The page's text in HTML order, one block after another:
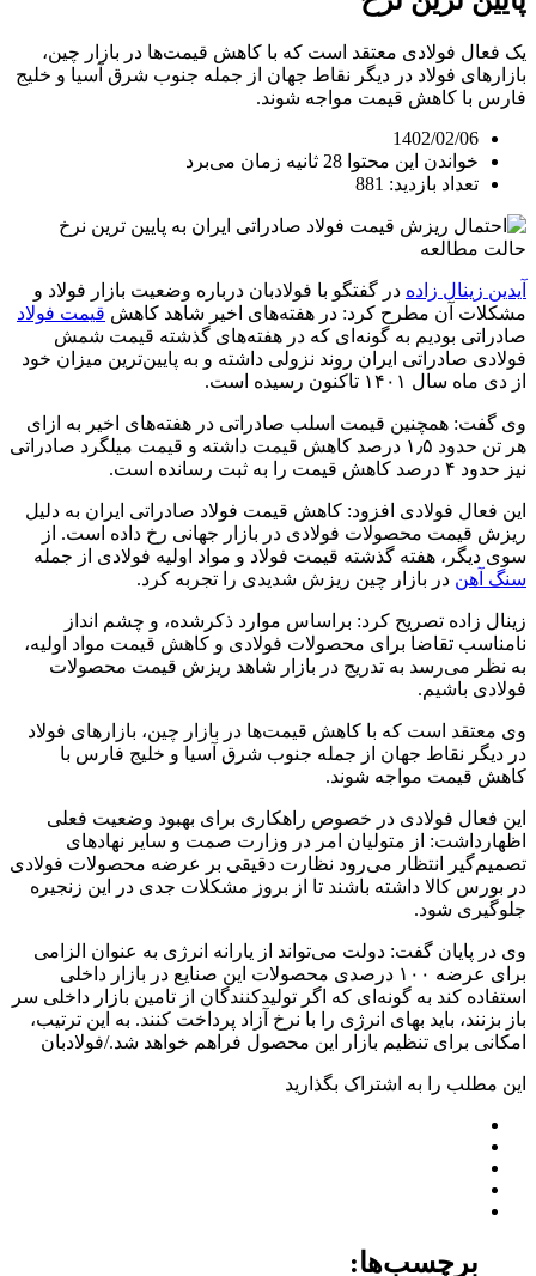
یک فعال فولادی معتقد است که با کاهش قیمت‌‌ها در بازار چین،
بازارهای فولاد در دیگر نقاط جهان از جمله جنوب شرق آسیا و خلیج
فارس با کاهش قیمت مواجه شوند.
1402/02/06
خواندن این محتوا 28 ثانیه زمان می‌برد
تعداد بازدید: 881
حالت مطالعه
آیدین زینال زاده در گفتگو با فولادبان درباره وضعیت بازار فولاد و
مشکلات آن مطرح کرد: در هفته‌های اخیر شاهد کاهش قیمت فولاد
صادراتی بودیم به گونه‌ای که در هفته‌های گذشته قیمت شمش
فولادی صادراتی ایران روند نزولی داشته و به پایین‌ترین میزان خود
از دی ماه سال ۱۴۰۱ تاکنون رسیده است.
وی گفت: همچنین قیمت اسلب صادراتی در هفته‌های اخیر به ازای
هر تن حدود ۱٫۵ درصد کاهش قیمت داشته و قیمت میلگرد صادراتی
نیز حدود ۴ درصد کاهش قیمت را به ثبت رسانده است.
این فعال فولادی افزود: کاهش قیمت فولاد صادراتی ایران به دلیل
ریزش قیمت محصولات فولادی در بازار جهانی رخ داده است. از
سوی دیگر، هفته گذشته قیمت فولاد و مواد اولیه فولادی از جمله
سنگ آهن در بازار چین ریزش شدیدی را تجربه کرد.
زینال زاده تصریح کرد: براساس موارد ذکرشده، و چشم انداز
نامناسب تقاضا برای محصولات فولادی و کاهش قیمت مواد اولیه،
به نظر می‌رسد به تدریج در بازار شاهد ریزش قیمت محصولات
فولادی باشیم.
وی معتقد است که با کاهش قیمت‌‌ها در بازار چین، بازارهای فولاد
در دیگر نقاط جهان از جمله جنوب شرق آسیا و خلیج فارس با
کاهش قیمت مواجه شوند.
این فعال فولادی در خصوص راهکاری برای بهبود وضعیت فعلی
اظهارداشت: از متولیان امر در وزارت صمت و سایر نهادهای
تصمیم‌گیر انتظار می‌رود نظارت دقیقی بر عرضه محصولات فولادی
در بورس کالا داشته باشند تا از بروز مشکلات جدی در این زنجیره
جلوگیری شود.
وی در پایان گفت: دولت می‌تواند از یارانه انرژی به ‌عنوان الزامی
برای عرضه ۱۰۰ درصدی محصولات این صنایع در بازار داخلی
استفاده کند به گونه‌ای که اگر تولیدکنندگان از تامین بازار داخلی سر
باز بزنند، باید بهای انرژی را با نرخ آزاد پرداخت کنند. به ‌این ‌ترتیب،
امکانی برای تنظیم بازار این محصول فراهم خواهد شد./فولادبان
این مطلب را به اشتراک بگذارید
برچسب‌ها: